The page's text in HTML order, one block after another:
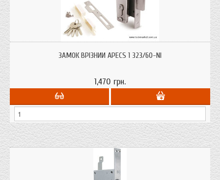
ЗАМОК ВРІЗНИЙ APECS 1 323/60-NI
1,470 грн.